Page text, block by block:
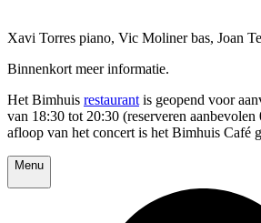
Xavi Torres piano, Vic Moliner bas, Joan
Binnenkort meer informatie.
Het Bimhuis restaurant is geopend voor
van 18:30 tot 20:30 (reserveren
afloop van het concert is het Bimhuis Café
Menu